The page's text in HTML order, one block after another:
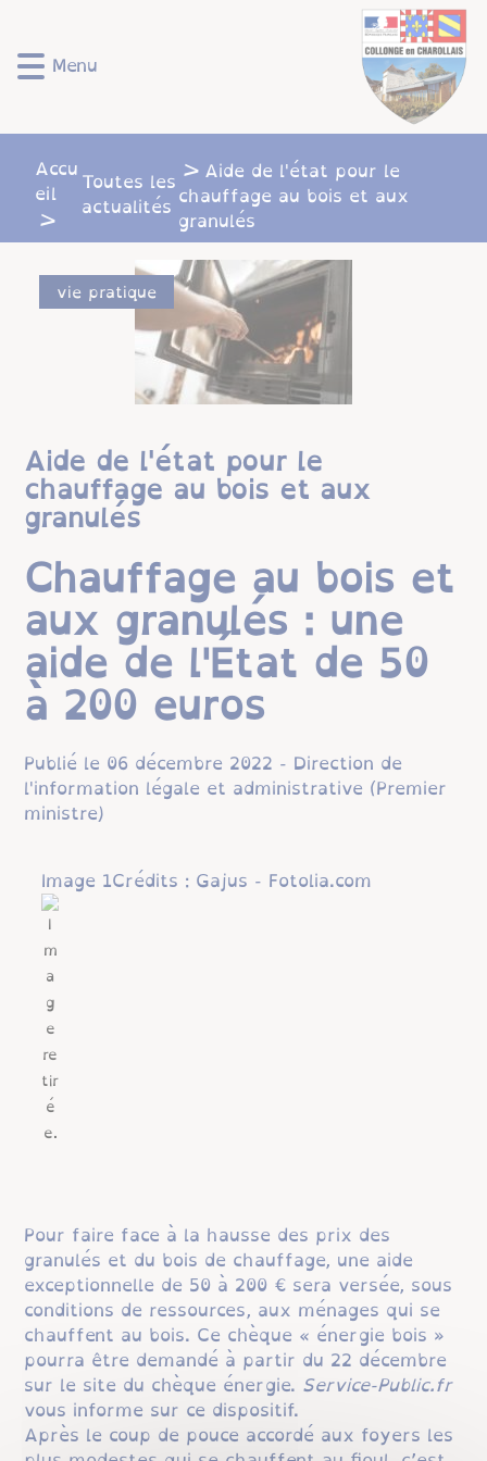
rapide
au
rapide
au
principal
rapide
recherche
rapide
au
de
page
Menu
Accu
eil
Toutes les
actualités
Aide de l'état pour le
chauffage au bois et aux
granulés
vie pratique
Aide de l'état pour le
chauffage au bois et aux
granulés
Chauffage au bois et
aux granulés : une
aide de l'État de 50
à 200 euros
Publié le 06 décembre 2022 - Direction de
l'information légale et administrative (Premier
ministre)
Image 1Crédits : Gajus - Fotolia.com
Pour faire face à la hausse des prix des
granulés et du bois de chauffage, une aide
exceptionnelle de 50 à 200 € sera versée, sous
conditions de ressources, aux ménages qui se
chauffent au bois. Ce chèque « énergie bois »
pourra être demandé à partir du 22 décembre
sur le site du chèque énergie. Service-Public.fr
vous informe sur ce dispositif.
Après le coup de pouce accordé aux foyers les